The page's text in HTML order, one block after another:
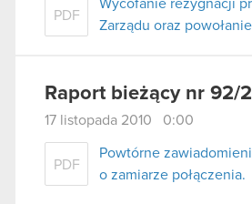
PDF
Wycofanie rezygnacji
Zarządu oraz
Raport bieżący nr 92/
17 listopada 2010 0:00
PDF
Powtórne
o zamiarze połączenia.